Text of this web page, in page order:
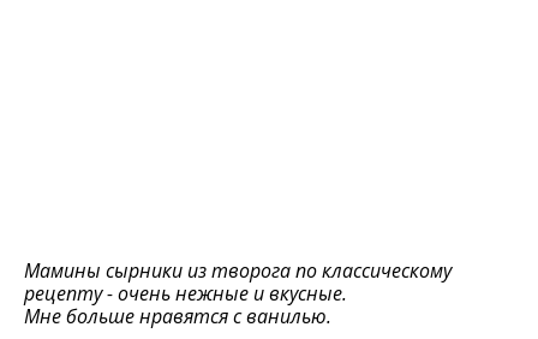
Мамины сырники из творога по классическому
рецепту - очень нежные и вкусные.
Мне больше нравятся с ванилью.